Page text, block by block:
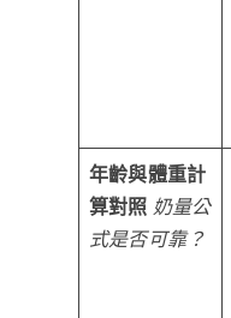
年齡與體重計
算對照 奶量公
式是否可靠？